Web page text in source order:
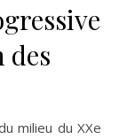
des
milieu du XXe